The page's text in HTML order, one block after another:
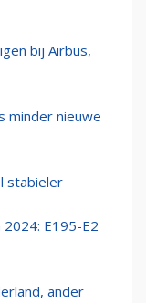
bij Airbus,
minder nieuwe
stabieler
E195-E2
ander